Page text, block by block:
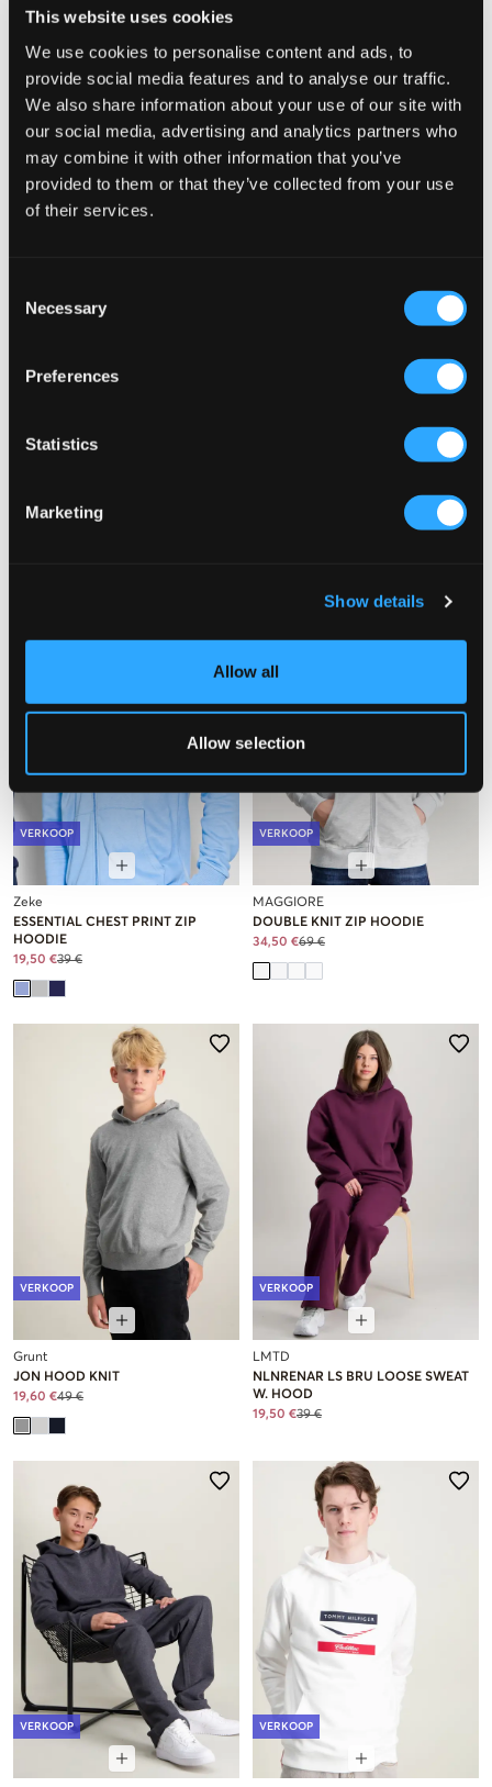
This website uses cookies
We use cookies to personalise content and ads, to
provide social media features and to analyse our traffic.
We also share information about your use of our site with
our social media, advertising and analytics partners who
may combine it with other information that you’ve
provided to them or that they’ve collected from your use
of their services.
Selection
Necessary
Preferences
Statistics
Marketing
Show details
Allow all
Allow selection
GANT
42,50 €85 €
HOODIE
19,50 €39 €
VERKOOP
Zeke
ESSENTIAL CHEST PRINT ZIP
HOODIE
19,50 €39 €
VERKOOP
MAGGIORE
DOUBLE KNIT ZIP HOODIE
34,50 €69 €
VERKOOP
Grunt
JON HOOD KNIT
19,60 €49 €
VERKOOP
LMTD
NLNRENAR LS BRU LOOSE SWEAT
W. HOOD
19,50 €39 €
VERKOOP VERKOOP